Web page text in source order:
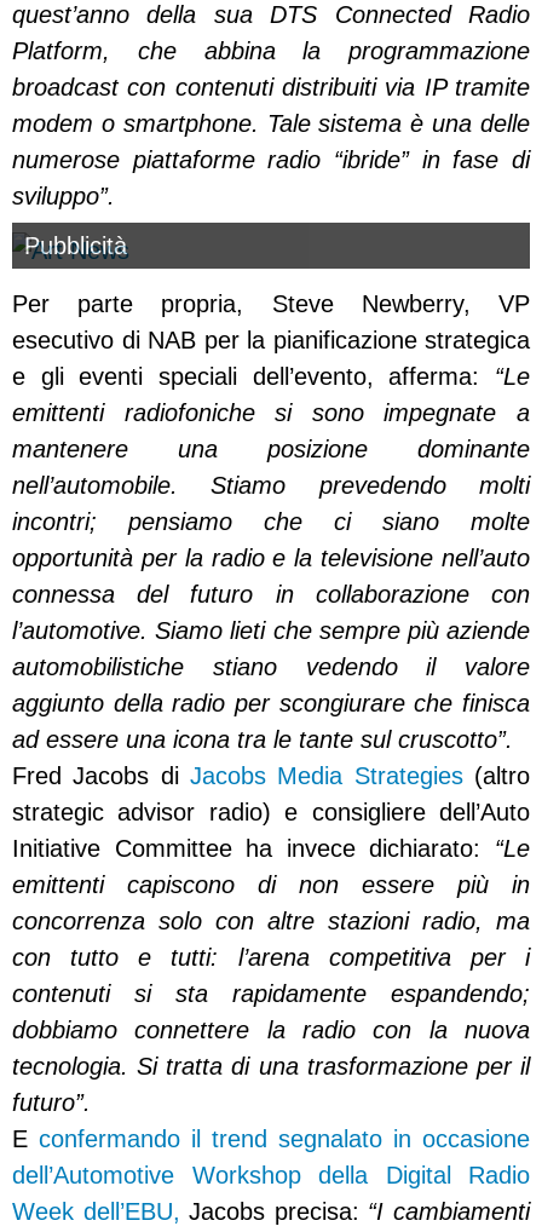
quest’anno della sua DTS Connected Radio
Platform, che abbina la programmazione
broadcast con contenuti distribuiti via IP tramite
modem o smartphone. Tale sistema è una delle
numerose piattaforme radio “ibride” in fase di
sviluppo”.
Pubblicità
Per parte propria, Steve Newberry, VP
esecutivo di NAB per la pianificazione strategica
e gli eventi speciali dell’evento, afferma: “Le
emittenti radiofoniche si sono impegnate a
mantenere una posizione dominante
nell’automobile. Stiamo prevedendo molti
incontri; pensiamo che ci siano molte
opportunità per la radio e la televisione nell’auto
connessa del futuro in collaborazione con
l’automotive. Siamo lieti che sempre più aziende
automobilistiche stiano vedendo il valore
aggiunto della radio per scongiurare che finisca
ad essere una icona tra le tante sul cruscotto”.
Fred Jacobs di Jacobs Media Strategies (altro
strategic advisor radio) e consigliere dell’Auto
Initiative Committee ha invece dichiarato: “Le
emittenti capiscono di non essere più in
concorrenza solo con altre stazioni radio, ma
con tutto e tutti: l’arena competitiva per i
contenuti si sta rapidamente espandendo;
dobbiamo connettere la radio con la nuova
tecnologia. Si tratta di una trasformazione per il
futuro”.
E confermando il trend segnalato in occasione
dell’Automotive Workshop della Digital Radio
Week dell’EBU, Jacobs precisa: “I cambiamenti